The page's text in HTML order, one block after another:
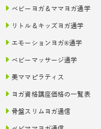
ベビーヨガ＆ママヨガ通学
リトル＆キッズヨガ通学
エモーションヨガ®通学
ベビーマッサージ通学
美ママピラティス
ヨガ資格講座価格の一覧表
骨盤スリムヨガ通信